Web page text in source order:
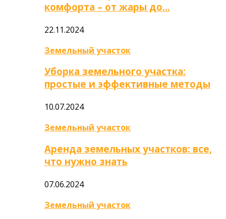
комфорта – от жары до…
22.11.2024
Земельный участок
Уборка земельного участка:
простые и эффективные методы
10.07.2024
Земельный участок
Аренда земельных участков: все,
что нужно знать
07.06.2024
Земельный участок